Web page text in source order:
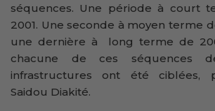
séquences. Une période à court
2001. Une seconde à moyen terme
une dernière à long terme de
chacune de ces séquences
infrastructures ont été ciblées,
Saidou Diakité.